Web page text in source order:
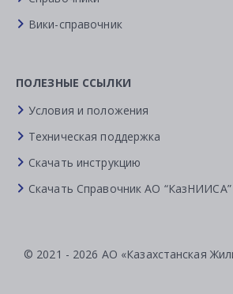
Вики-справочник
ПОЛЕЗНЫЕ ССЫЛКИ
Условия и положения
Техническая поддержка
Скачать инструкцию
Скачать Справочник АО “КазНИИСА”
© 2021 - 2026 АО «Казахстанская